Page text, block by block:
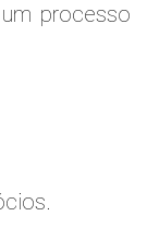
processo